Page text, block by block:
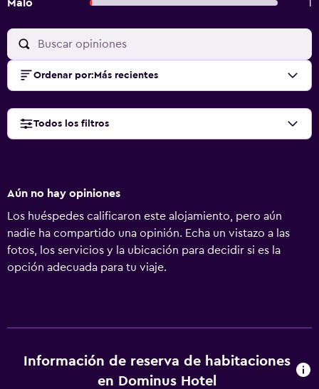
Malo 1
Ordenar por: Más recientes
Todos los filtros
Aún no hay opiniones
Los huéspedes calificaron este alojamiento, pero aún
nadie ha compartido una opinión. Echa un vistazo a las
fotos, los servicios y la ubicación para decidir si es la
opción adecuada para tu viaje.
Información de reserva de habitaciones
en Dominus Hotel